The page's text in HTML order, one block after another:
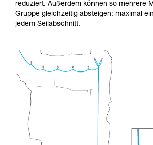
reduziert. Außerdem können so mehrere
Gruppe gleichzeitig absteigen: maximal
jedem Seilabschnitt.